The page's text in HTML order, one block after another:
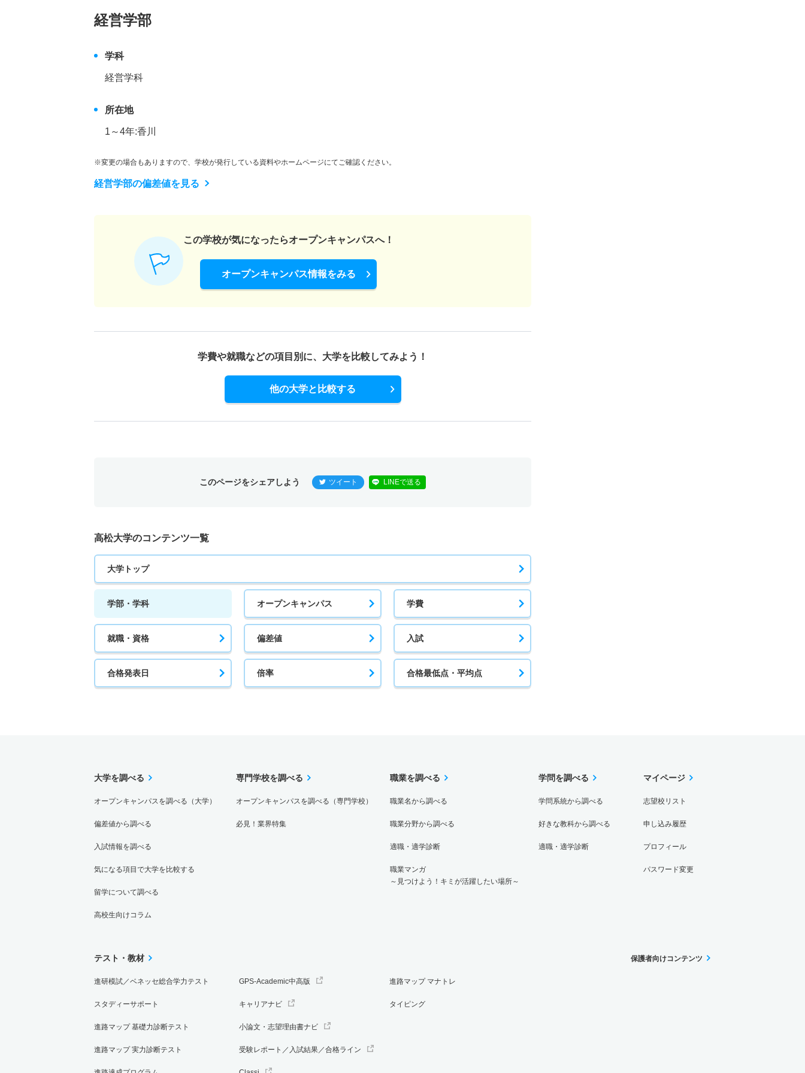
経営学部
学科
経営学科
所在地
1～4年:香川
※変更の場合もありますので、学校が発行している資料やホームページにてご確認ください。
経営学部の偏差値を見る
この学校が気になったらオープンキャンパスへ！
オープンキャンパス情報をみる
学費や就職などの項目別に、 大学を比較してみよう！
他の大学と比較する
このページをシェアしよう ツイート LINEで送る
高松大学のコンテンツ一覧
大学トップ
学部・学科 オープンキャンパス 学費
就職・資格 偏差値 入試
合格発表日 倍率 合格最低点・平均点
大学を調べる
オープンキャンパスを調べる（大学）
偏差値から調べる
入試情報を調べる
気になる項目で大学を比較する
留学について調べる
高校生向けコラム
専門学校を調べる
オープンキャンパスを調べる（専門学校）
必見！業界特集
職業を調べる
職業名から調べる
職業分野から調べる
適職・適学診断
職業マンガ
～見つけよう！キミが活躍したい場所～
学問を調べる
学問系統から調べる
好きな教科から調べる
適職・適学診断
マイページ
志望校リスト
申し込み履歴
プロフィール
パスワード変更
テスト・教材
進研模試／ベネッセ総合学力テスト
スタディーサポート
進路マップ 基礎力診断テスト
進路マップ 実力診断テスト
GPS-Academic中高版
キャリアナビ
小論文・志望理由書ナビ
受験レポート／入試結果／合格ライン
進路マップ マナトレ
タイピング
保護者向けコンテンツ